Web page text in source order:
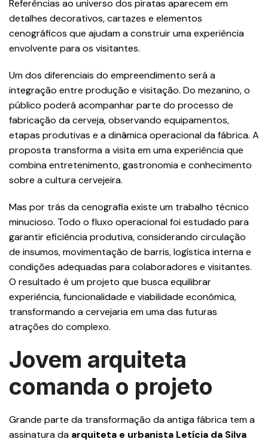
Referências ao universo dos piratas aparecem em
detalhes decorativos, cartazes e elementos
cenográficos que ajudam a construir uma experiência
envolvente para os visitantes.
Um dos diferenciais do empreendimento será a
integração entre produção e visitação. Do mezanino, o
público poderá acompanhar parte do processo de
fabricação da cerveja, observando equipamentos,
etapas produtivas e a dinâmica operacional da fábrica. A
proposta transforma a visita em uma experiência que
combina entretenimento, gastronomia e conhecimento
sobre a cultura cervejeira.
Mas por trás da cenografia existe um trabalho técnico
minucioso. Todo o fluxo operacional foi estudado para
garantir eficiência produtiva, considerando circulação
de insumos, movimentação de barris, logística interna e
condições adequadas para colaboradores e visitantes.
O resultado é um projeto que busca equilibrar
experiência, funcionalidade e viabilidade econômica,
transformando a cervejaria em uma das futuras
atrações do complexo.
Jovem arquiteta
comanda o projeto
Grande parte da transformação da antiga fábrica tem a
assinatura da arquiteta e urbanista Letícia da Silva